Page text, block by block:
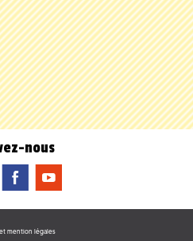
nous
b f
mention légales